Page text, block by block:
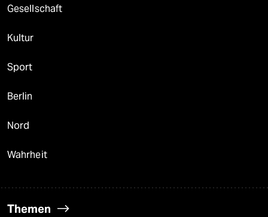
Gesellschaft
Kultur
Sport
Berlin
Nord
Wahrheit
Themen